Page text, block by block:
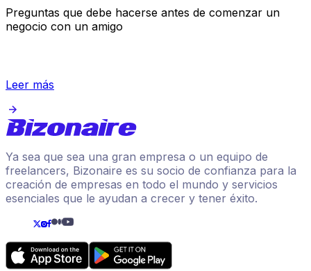
Preguntas que debe hacerse antes de comenzar un
negocio con un amigo
Leer más
Ya sea que sea una gran empresa o un equipo de
freelancers, Bizonaire es su socio de confianza para la
creación de empresas en todo el mundo y servicios
esenciales que le ayudan a crecer y tener éxito.